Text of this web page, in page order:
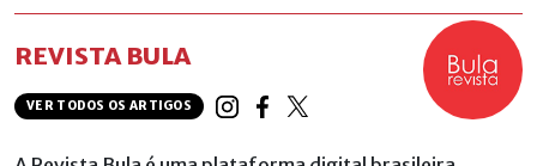
REVISTA BULA
VER TODOS OS ARTIGOS